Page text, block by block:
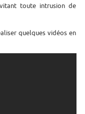
toute intrusion de
quelques vidéos en